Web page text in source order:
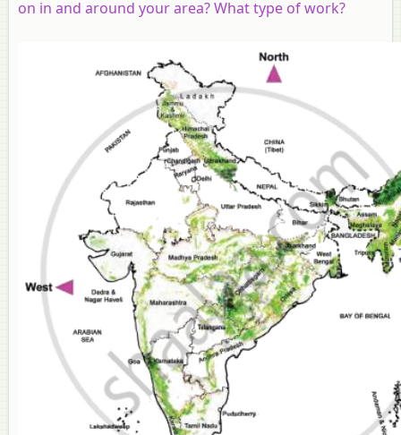
on in and around your area? What type of work?